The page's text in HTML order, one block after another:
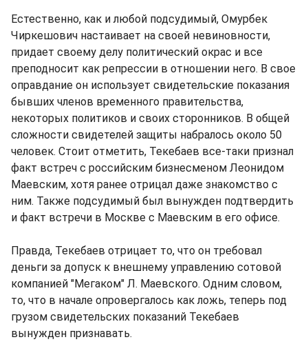
Естественно, как и любой подсудимый, Омурбек
Чиркешович настаивает на своей невиновности,
придает своему делу политический окрас и все
преподносит как репрессии в отношении него. В свое
оправдание он использует свидетельские показания
бывших членов временного правительства,
некоторых политиков и своих сторонников. В общей
сложности свидетелей защиты набралось около 50
человек. Стоит отметить, Текебаев все-таки признал
факт встреч с российским бизнесменом Леонидом
Маевским, хотя ранее отрицал даже знакомство с
ним. Также подсудимый был вынужден подтвердить
и факт встречи в Москве с Маевским в его офисе.
Правда, Текебаев отрицает то, что он требовал
деньги за допуск к внешнему управлению сотовой
компанией "Мегаком" Л. Маевского. Одним словом,
то, что в начале опровергалось как ложь, теперь под
грузом свидетельских показаний Текебаев
вынужден признавать.